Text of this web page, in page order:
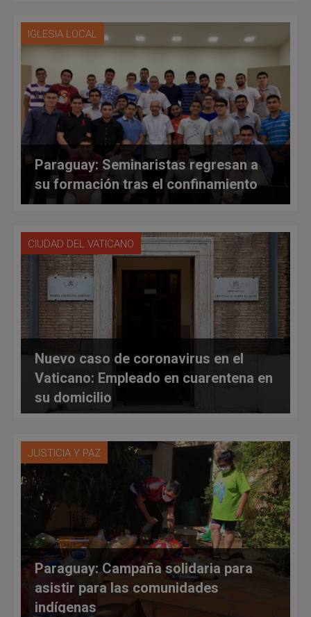
IGLESIA LOCAL
Paraguay: Seminaristas regresan a
su formación tras el confinamiento
CIUDAD DEL VATICANO
Nuevo caso de coronavirus en el
Vaticano: Empleado en cuarentena en
su domicilio
JUSTICIA Y PAZ
Paraguay: Campaña solidaria para
asistir para las comunidades
indígenas